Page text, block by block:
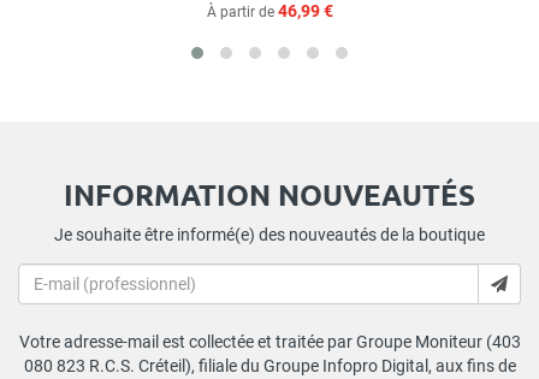
À partir de 46,99 €
INFORMATION NOUVEAUTÉS
Je souhaite être informé(e) des nouveautés de la boutique
Votre adresse-mail est collectée et traitée par Groupe Moniteur (403
080 823 R.C.S. Créteil), filiale du Groupe Infopro Digital, aux fins de